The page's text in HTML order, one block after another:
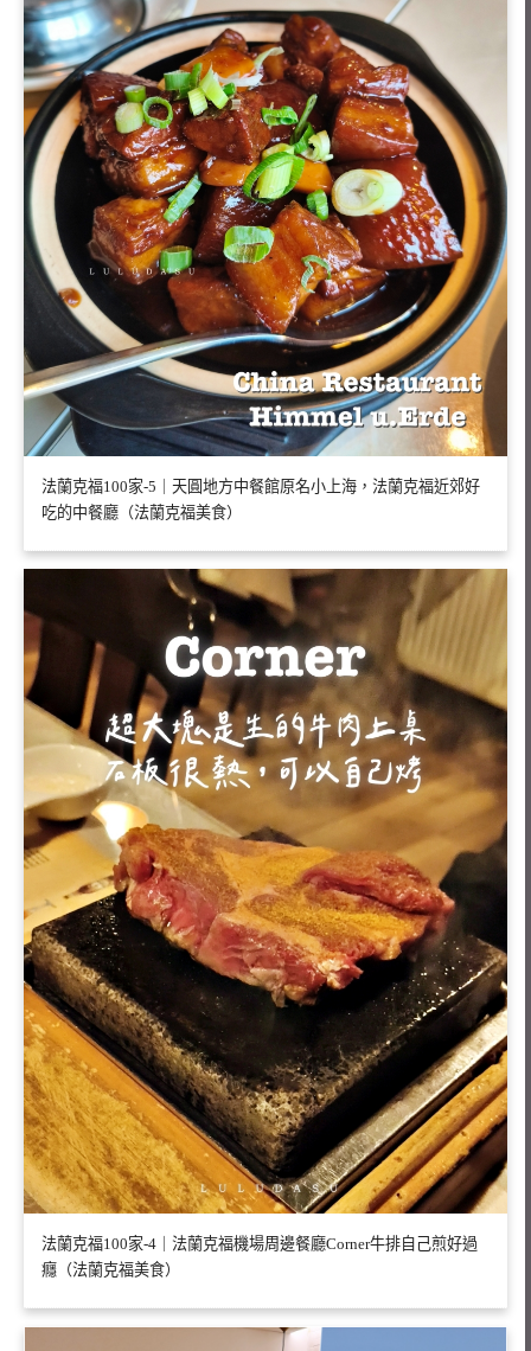
法蘭克福100家-5｜天圓地方中餐館原名小上海，法蘭克福近郊好
吃的中餐廳（法蘭克福美食）
法蘭克福100家-4｜法蘭克福機場周邊餐廳Corner牛排自己煎好過
癮（法蘭克福美食）